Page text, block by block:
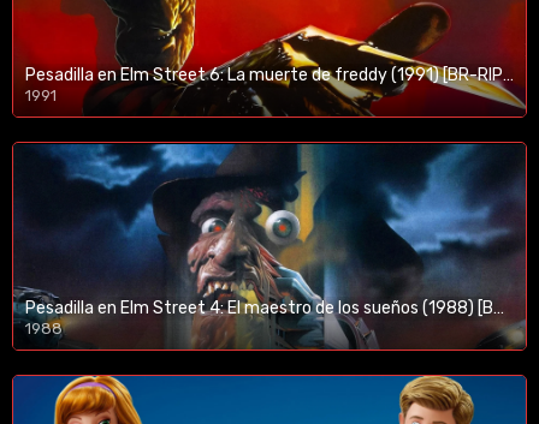
Pesadilla en Elm Street 6: La muerte de freddy (1991) [BR-RIP] [HD-1080p]
1991
Pesadilla en Elm Street 4: El maestro de los sueños (1988) [BR-RIP] [HD-1080p]
1988